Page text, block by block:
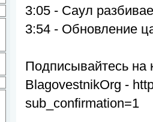
3:05 - Саул
3:54 - Обновление
Подписывайтесь на
BlagovestnikOrg -
sub_confirmation=1